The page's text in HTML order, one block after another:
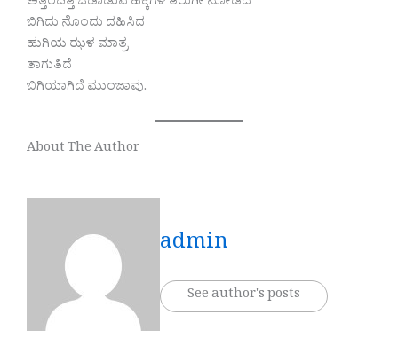
ಬಿಗಿದು ನೊಂದು ದಹಿಸಿದ
ಹುಗಿಯ ಝಳ ಮಾತ್ರ
ತಾಗುತಿದೆ
ಬಿಗಿಯಾಗಿದೆ ಮುಂಜಾವು.
About The Author
admin
See author's posts